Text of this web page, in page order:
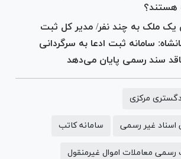
هستند؟
یک ملک به چند نفر/ مدیر کل ثبت
سامانه ثبت ادعا به سرگردانی
سند رسمی پایان می‌دهد
مرکزی
اسناد غیر رسمی سامانه کاتب
رسمی معاملات اموال غیرمنقول